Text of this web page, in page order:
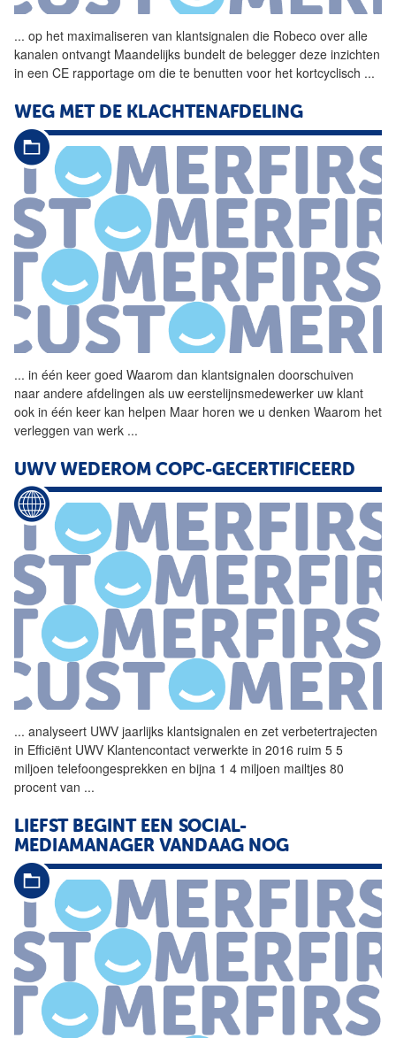
... op het maximaliseren van klantsignalen die Robeco over alle
kanalen ontvangt Maandelijks bundelt de belegger deze inzichten
in een CE rapportage om die te benutten voor het kortcyclisch ...
WEG MET DE KLACHTENAFDELING
... in één keer goed Waarom dan klantsignalen doorschuiven
naar andere afdelingen als uw eerstelijnsmedewerker uw klant
ook in één keer kan helpen Maar horen we u denken Waarom het
verleggen van werk ...
UWV WEDEROM COPC-GECERTIFICEERD
... analyseert UWV jaarlijks klantsignalen en zet verbetertrajecten
in Efficiënt UWV Klantencontact verwerkte in 2016 ruim 5 5
miljoen telefoongesprekken en bijna 1 4 miljoen mailtjes 80
procent van ...
LIEFST BEGINT EEN SOCIAL-
MEDIAMANAGER VANDAAG NOG